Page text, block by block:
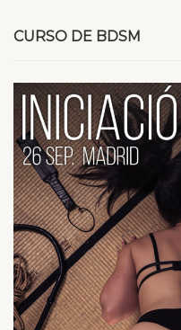
CURSO DE BDSM